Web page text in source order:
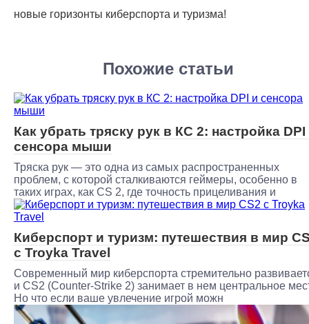
новые горизонты киберспорта и туризма!
Похожие статьи
Как убрать тряску рук в КС 2: настройка DPI
сенсора мыши
Тряска рук — это одна из самых распространенных
проблем, с которой сталкиваются геймеры, особенно в
таких играх, как CS 2, где точность прицеливания и
Киберспорт и туризм: путешествия в мир
с Troyka Travel
Современный мир киберспорта стремительно
и CS2 (Counter-Strike 2) занимает в нем центральное
Но что если ваше увлечение игрой можн